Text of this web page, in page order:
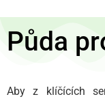
Půda
Aby z klíčících